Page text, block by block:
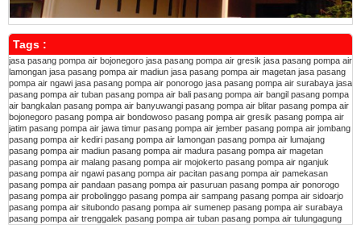
Tags :
jasa pasang pompa air bojonegoro jasa pasang pompa air gresik jasa pasang pompa air
lamongan jasa pasang pompa air madiun jasa pasang pompa air magetan jasa pasang
pompa air ngawi jasa pasang pompa air ponorogo jasa pasang pompa air surabaya jasa
pasang pompa air tuban pasang pompa air bali pasang pompa air bangil pasang pompa
air bangkalan pasang pompa air banyuwangi pasang pompa air blitar pasang pompa air
bojonegoro pasang pompa air bondowoso pasang pompa air gresik pasang pompa air
jatim pasang pompa air jawa timur pasang pompa air jember pasang pompa air jombang
pasang pompa air kediri pasang pompa air lamongan pasang pompa air lumajang
pasang pompa air madiun pasang pompa air madura pasang pompa air magetan
pasang pompa air malang pasang pompa air mojokerto pasang pompa air nganjuk
pasang pompa air ngawi pasang pompa air pacitan pasang pompa air pamekasan
pasang pompa air pandaan pasang pompa air pasuruan pasang pompa air ponorogo
pasang pompa air probolinggo pasang pompa air sampang pasang pompa air sidoarjo
pasang pompa air situbondo pasang pompa air sumenep pasang pompa air surabaya
pasang pompa air trenggalek pasang pompa air tuban pasang pompa air tulungagung